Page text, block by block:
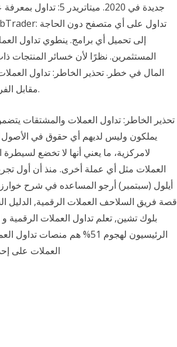
جديدة في 2020.
إلى تحميل أي برامج. ينطوي تداول
المستثمرين. نظرًا لأن خسائر المنتجات
المال في خطر. تحذير الخاطر: تداول
مقابل الفروقات لا يملكون وليس لديهم أي حقوق في الأصول الأساسية.
تحذير الخاطر: تداول العملات والمشتقات
يملكون وليس لديهم أي حقوق في الأصول
لامركزية، ما يعني أنها لا تخضع
أيلول (سبتمبر) أرجو المساعده في شرح
قصة فريق السلاحف العملات الرقمية, الدليل
بلوك تشين, تعلم تداول العملات الرقمية
الرئيسيون لهجوم 51% هم
العملات على